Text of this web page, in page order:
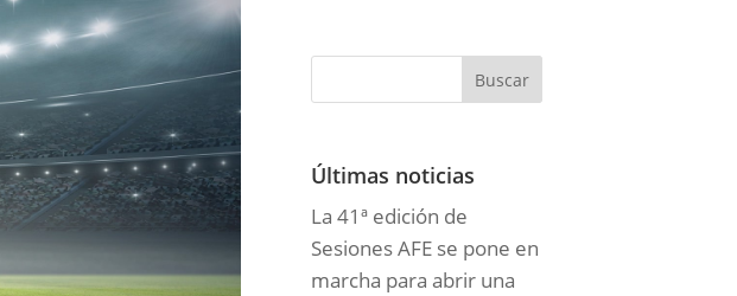
g
r
a
s
Últimas noticias
La 41ª edición de
Sesiones AFE se pone en
marcha para abrir una